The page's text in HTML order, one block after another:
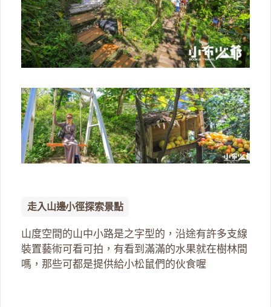
走入山邊小徑探索景點
山度空間的山中小路是之字型的，沿途有許多支線
裝置藝術可看可拍，有看到滿滿的水果就在樹林間
嗎，那些可都是提供給小松鼠們的伙食喔